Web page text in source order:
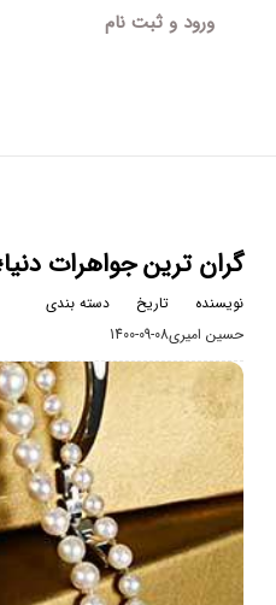
ورود و ثبت نام
گران ترین جواهرات دنیا؛
نویسنده
حسین امیری
تاریخ
1400-09-08
دسته بندی